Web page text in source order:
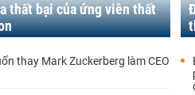
thất bại của ứng viên thất
thay Mark Zuckerberg làm CEO